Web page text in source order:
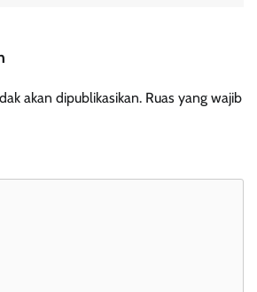
akan dipublikasikan. Ruas yang wajib